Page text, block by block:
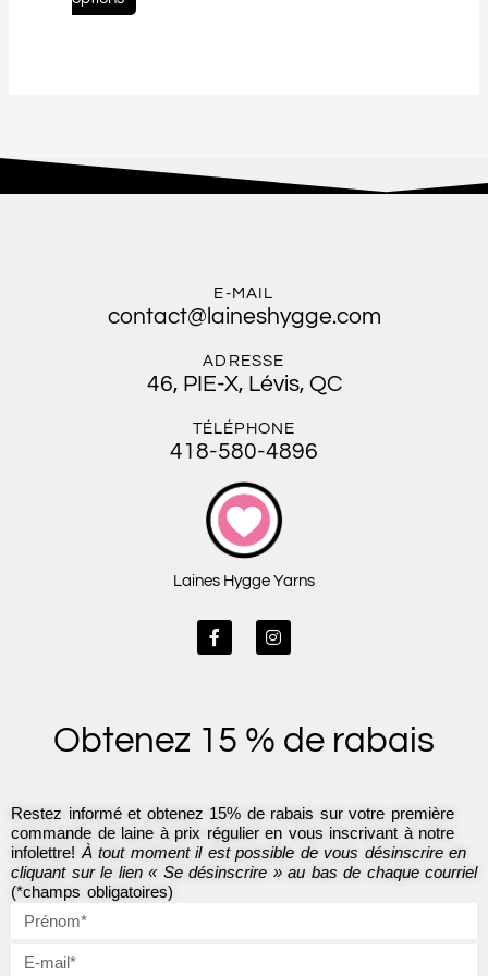
E-MAIL
contact@laineshygge.com
ADRESSE
46, PIE-X, Lévis, QC
TÉLÉPHONE
418-580-4896
Laines Hygge Yarns
F
a
o
k
I
n
r
a
Obtenez 15 % de rabais
Restez informé et obtenez 15% de rabais sur votre première
commande de laine à prix régulier en vous inscrivant à notre
infolettre! À tout moment il est possible de vous désinscrire en
cliquant sur le lien « Se désinscrire » au bas de chaque courriel
(*champs obligatoires)